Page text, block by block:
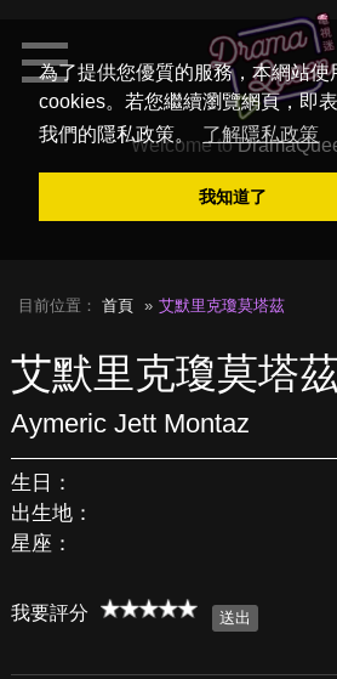
為了提供您優質的服務，本網站使
cookies。若您繼續瀏覽網頁，即
我們的隱私政策。
了解隱私政策
我知道了
Welcome to
目前位置： 首頁 艾默里克瓊莫塔茲
艾默里克瓊莫塔
Aymeric Jett Montaz
生日：
出生地：
星座：
我要評分